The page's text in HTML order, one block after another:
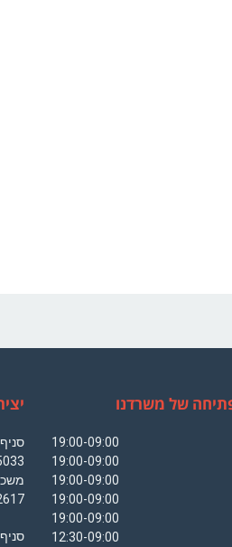
של משרדנו
19:00-09:00
19:00-09:00
19:00-09:00
19:00-09:00
19:00-09:00
12:30-09:00